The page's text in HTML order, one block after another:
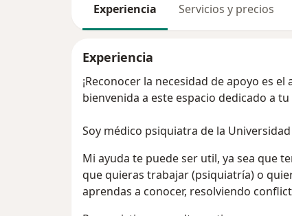
Experiencia Servicios y precios
Experiencia
¡Reconocer la necesidad de apoyo es
bienvenida a este espacio dedicado a
Soy médico psiquiatra de la
Mi ayuda te puede ser util, ya sea que
que quieras trabajar (psiquiatría) o
aprendas a conocer, resolviendo